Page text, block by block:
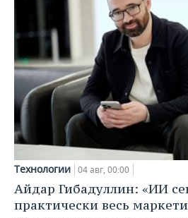
Технологии 04 авг, 00:00
Айдар Гибадуллин: «ИИ
практически весь